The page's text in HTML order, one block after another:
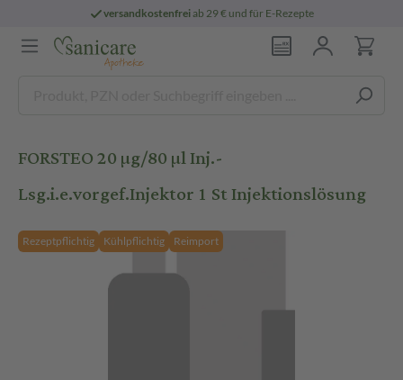
versandkostenfreiab 29 € und für E-Rezepte
FORSTEO 20 µg/80 µl Inj.-
Lsg.i.e.vorgef.Injektor 1 St Injektionslösung
Rezeptpflichtig Kühlpflichtig Reimport